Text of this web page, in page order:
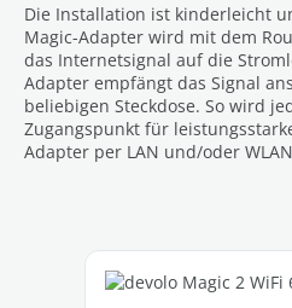
Die Installation ist kinderleicht
Magic-Adapter wird mit dem
das Internetsignal auf die
Adapter empfängt das Signal
beliebigen Steckdose. So wird
Zugangspunkt für
Adapter per LAN und/oder
Skip product gallery